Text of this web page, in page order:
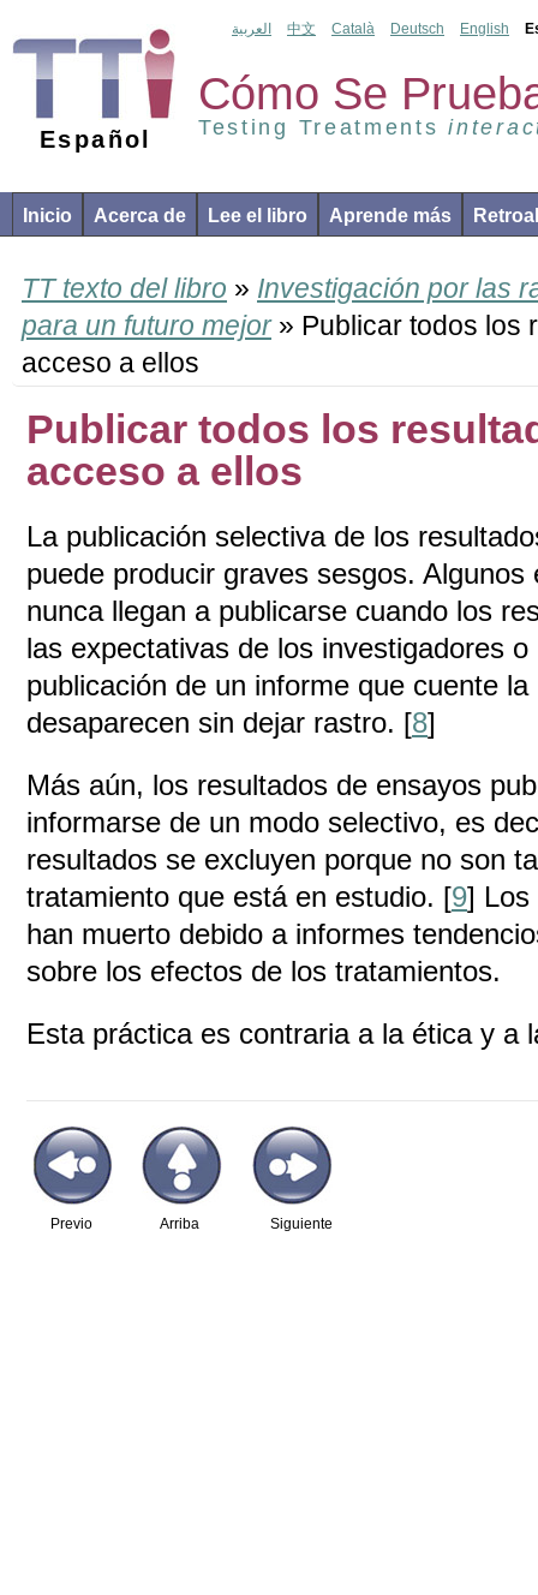
Español
Cómo Se
Testing Treatments
العربية 中文 Català Deutsch English
Inicio Acerca de Lee el libro Aprende más
TT texto del libro » Investigación por las
para un futuro mejor» Publicar todos los
acceso a ellos
Publicar todos los
acceso a ellos
La publicación selectiva de los
puede producir graves sesgos. Algunos
nunca llegan a publicarse cuando los
las expectativas de los investigadores
publicación de un informe que cuente
desaparecen sin dejar rastro. [8]
Más aún, los resultados de ensayos
informarse de un modo selectivo, es
resultados se excluyen porque no son
tratamiento que está en estudio. [9] Los
han muerto debido a informes
sobre los efectos de los tratamientos.
Esta práctica es contraria a la ética y a
Arriba
Previo Siguiente